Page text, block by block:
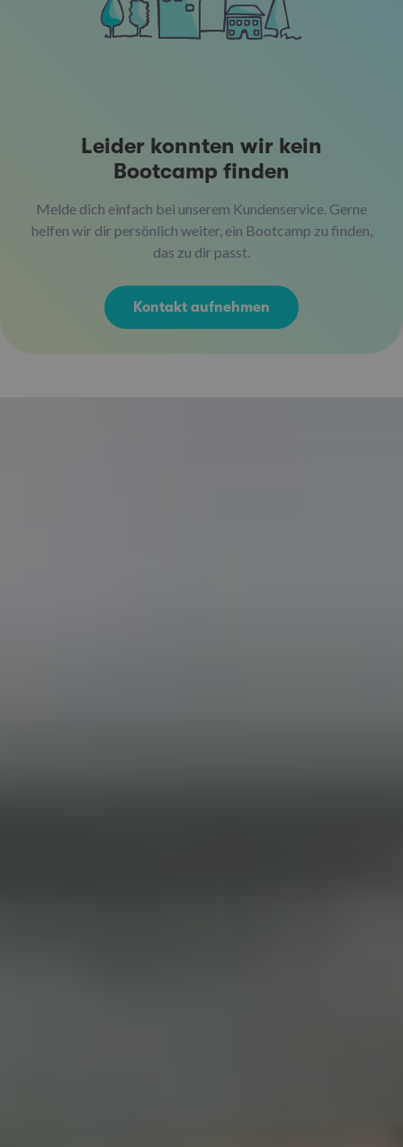
Leider konnten wir kein
Bootcamp finden
Melde dich einfach bei unserem Kundenservice. Gerne
helfen wir dir persönlich weiter, ein Bootcamp zu finden,
das zu dir passt.
Kontakt aufnehmen